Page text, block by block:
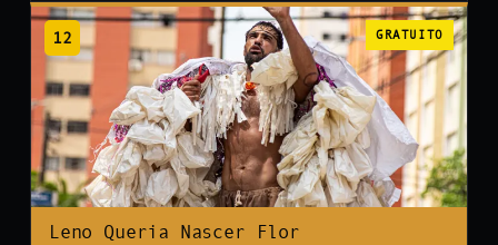
12 GRATUITO
Leno Queria Nascer Flor